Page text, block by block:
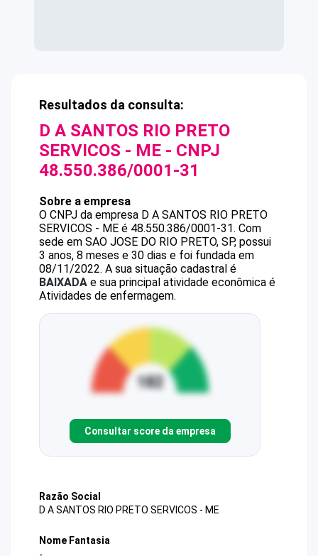
Resultados da consulta:
D A SANTOS RIO PRETO
SERVICOS - ME - CNPJ
48.550.386/0001-31
Sobre a empresa
O CNPJ da empresa D A SANTOS RIO PRETO
SERVICOS - ME é 48.550.386/0001-31. Com
sede em SAO JOSE DO RIO PRETO, SP, possui
3 anos, 8 meses e 30 dias e foi fundada em
08/11/2022. A sua situação cadastral é
BAIXADA e sua principal atividade econômica é
Atividades de enfermagem.
Consultar score da empresa
Razão Social
D A SANTOS RIO PRETO SERVICOS - ME
Nome Fantasia